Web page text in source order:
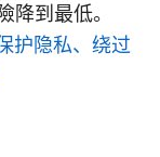
到最低。
护隐私、绕过